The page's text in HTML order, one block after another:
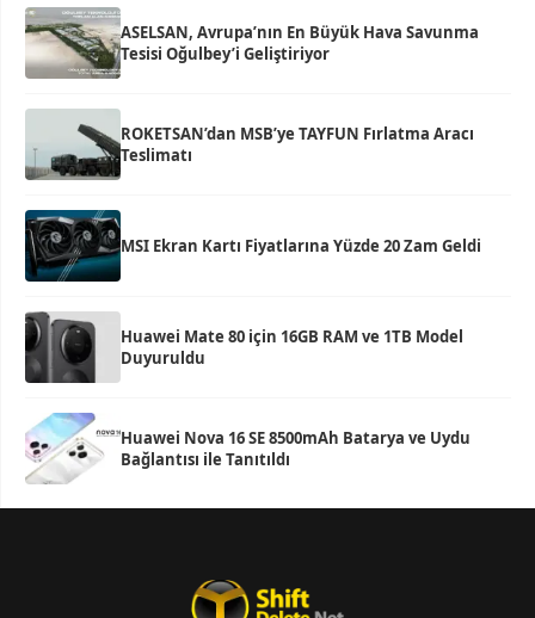
ASELSAN, Avrupa’nın En Büyük Hava Savunma
Tesisi Oğulbey’i Geliştiriyor
ROKETSAN’dan MSB’ye TAYFUN Fırlatma Aracı
Teslimatı
MSI Ekran Kartı Fiyatlarına Yüzde 20 Zam Geldi
Huawei Mate 80 için 16GB RAM ve 1TB Model
Duyuruldu
Huawei Nova 16 SE 8500mAh Batarya ve Uydu
Bağlantısı ile Tanıtıldı